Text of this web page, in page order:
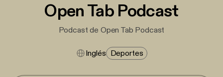
Open Tab Podcast
Podcast de Open Tab Podcast
Inglés Deportes